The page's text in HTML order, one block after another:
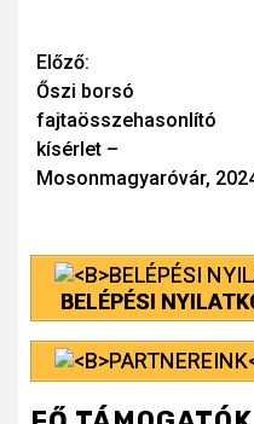
Continue
Reading
Előző:
Őszi borsó
fajtaösszehasonlító
kísérlet –
Mosonmagyaróvár,
BELÉPÉSI